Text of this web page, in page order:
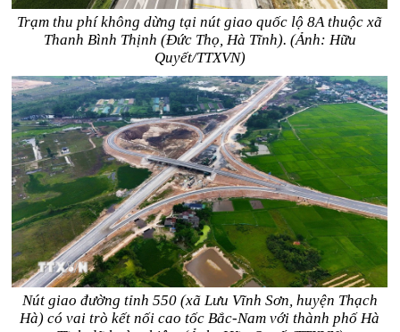
Trạm thu phí không dừng tại nút giao quốc lộ 8A thuộc xã
Thanh Bình Thịnh (Đức Thọ, Hà Tĩnh). (Ảnh: Hữu
Quyết/TTXVN)
Nút giao đường tỉnh 550 (xã Lưu Vĩnh Sơn, huyện Thạch
Hà) có vai trò kết nối cao tốc Bắc-Nam với thành phố Hà